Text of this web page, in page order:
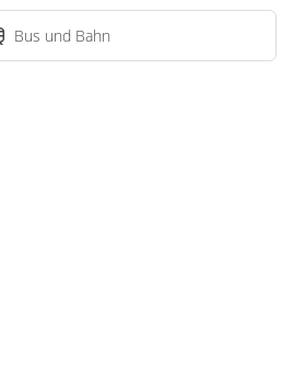
Bus und Bahn